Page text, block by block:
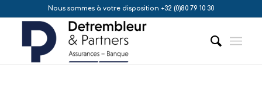
Nous sommes à votre disposition +32 (0)80 79 10 30